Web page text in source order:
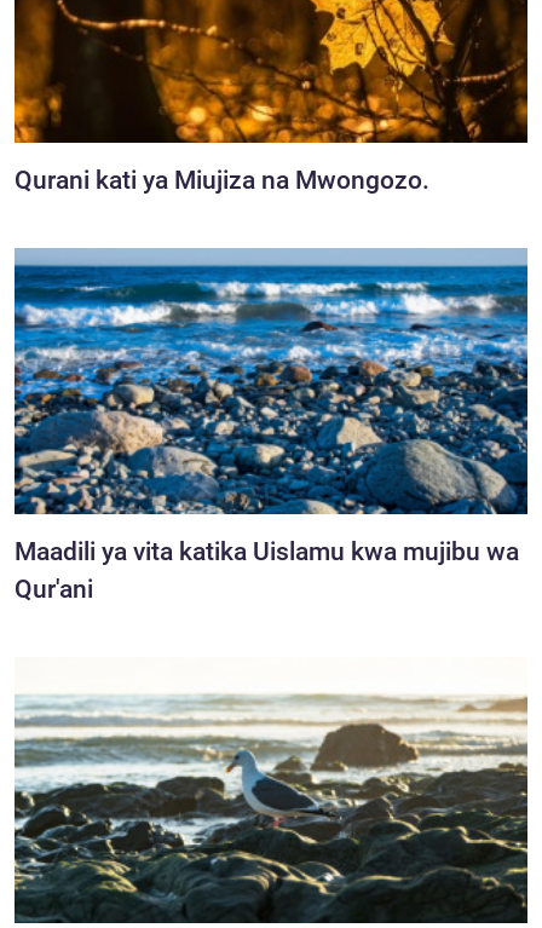
Qurani kati ya Miujiza na Mwongozo.
Maadili ya vita katika Uislamu kwa mujibu wa
Qur'ani